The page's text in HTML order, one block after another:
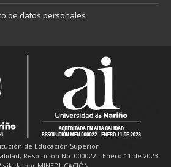
de datos personales
de Educación Superior
Resolución No. 000022 - Enero 11 de 2023